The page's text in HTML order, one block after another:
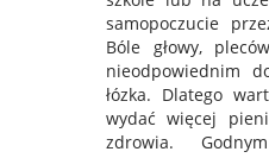
samopoczucie
Bóle głowy,
nieodpowiednim
łózka. Dlatego
wydać więcej
zdrowia.